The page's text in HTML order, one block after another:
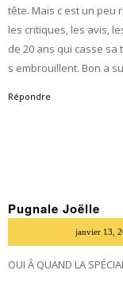
tête. Mais c est un peu
les critiques, les avis,
de 20 ans qui casse
s embrouillent. Bon a
Répondre
Pugnale Joëlle
janvier 13,
OUI Â QUAND LA